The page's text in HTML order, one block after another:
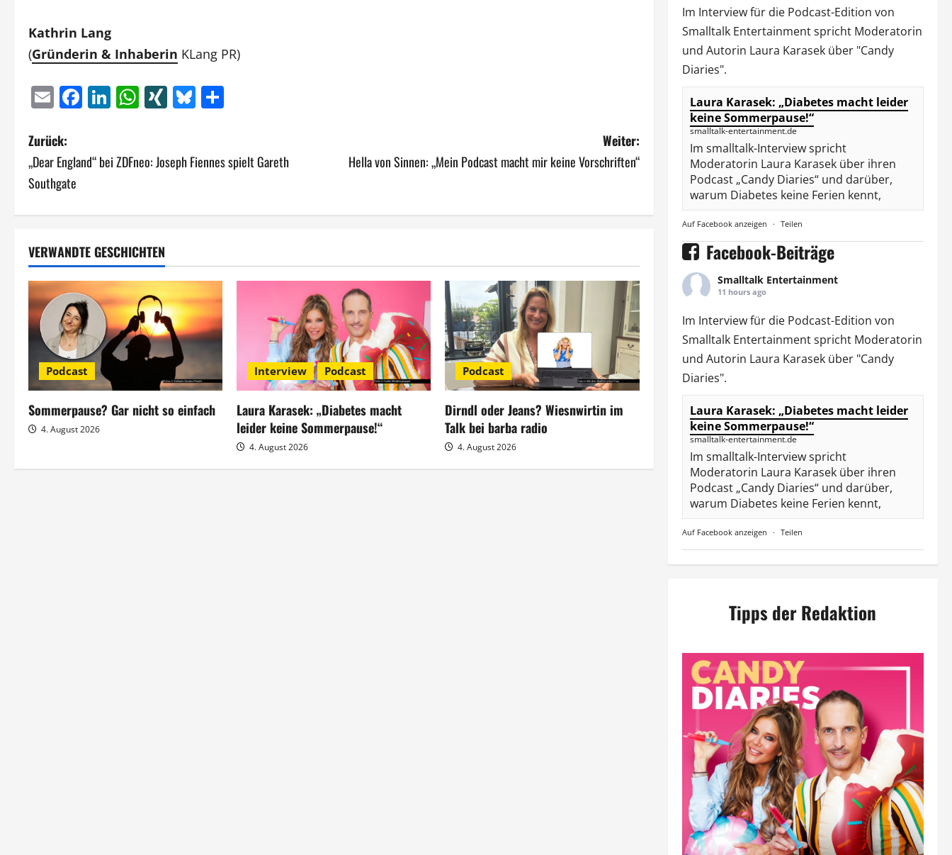
Kathrin Lang
(Gründerin & Inhaberin KLang PR)
EmailFacebook
LinkedIn
WhatsApp
XINGBluesky
B
e
r
a
g
n
a
v
i
Zurück:
„Dear England“ bei ZDFneo: Joseph Fiennes spielt Gareth
Southgate
Weiter:
Hella von Sinnen: „Mein Podcast macht mir keine Vorschriften“
VERWANDTE GESCHICHTEN
Podcast
Sommerpause? Gar nicht so einfach
4. August 2026
Interview Podcast
Laura Karasek: „Diabetes macht
leider keine Sommerpause!“
4. August 2026
Podcast
Dirndl oder Jeans? Wiesnwirtin im
Talk bei barba radio
4. August 2026
Im Interview für die Podcast-Edition von
Smalltalk Entertainmentspricht Moderatorin
und Autorin Laura Karaseküber "Candy
Diaries".
Laura Karasek: „Diabetes macht leider
keine Sommerpause!“
smalltalk-entertainment.de
Im smalltalk-Interview spricht
Moderatorin Laura Karasek über ihren
Podcast „Candy Diaries“ und darüber,
warum Diabetes keine Ferien kennt,
Auf Facebook anzeigen · Teilen
Facebook-Beiträge
Smalltalk Entertainment
11 hours ago
Im Interview für die Podcast-Edition von
Smalltalk Entertainmentspricht Moderatorin
und Autorin Laura Karaseküber "Candy
Diaries".
Laura Karasek: „Diabetes macht leider
keine Sommerpause!“
smalltalk-entertainment.de
Im smalltalk-Interview spricht
Moderatorin Laura Karasek über ihren
Podcast „Candy Diaries“ und darüber,
warum Diabetes keine Ferien kennt,
Auf Facebook anzeigen · Teilen
Tipps der Redaktion